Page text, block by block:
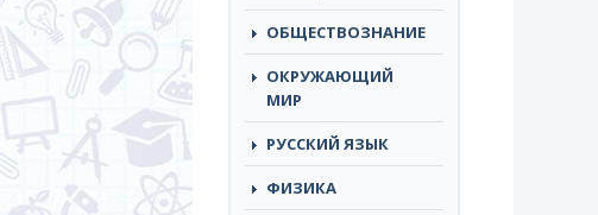
ОБЩЕСТВОЗНАНИЕ
ОКРУЖАЮЩИЙ
МИР
РУССКИЙ ЯЗЫК
ФИЗИКА